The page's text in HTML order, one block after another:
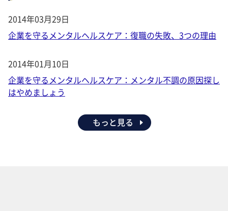
2014年03月29日
企業を守るメンタルヘルスケア：復職の失敗、3つの理由
2014年01月10日
企業を守るメンタルヘルスケア：メンタル不調の原因探し
はやめましょう
もっと見る